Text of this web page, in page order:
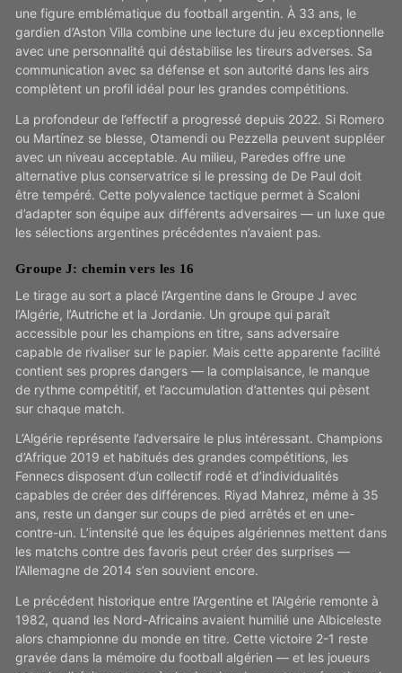
une figure emblématique du football argentin. À 33 ans, le
gardien d’Aston Villa combine une lecture du jeu exceptionnelle
avec une personnalité qui déstabilise les tireurs adverses. Sa
communication avec sa défense et son autorité dans les airs
complètent un profil idéal pour les grandes compétitions.
La profondeur de l’effectif a progressé depuis 2022. Si Romero
ou Martínez se blesse, Otamendi ou Pezzella peuvent suppléer
avec un niveau acceptable. Au milieu, Paredes offre une
alternative plus conservatrice si le pressing de De Paul doit
être tempéré. Cette polyvalence tactique permet à Scaloni
d’adapter son équipe aux différents adversaires — un luxe que
les sélections argentines précédentes n’avaient pas.
Groupe J: chemin vers les 16
Le tirage au sort a placé l’Argentine dans le Groupe J avec
l’Algérie, l’Autriche et la Jordanie. Un groupe qui paraît
accessible pour les champions en titre, sans adversaire
capable de rivaliser sur le papier. Mais cette apparente facilité
contient ses propres dangers — la complaisance, le manque
de rythme compétitif, et l’accumulation d’attentes qui pèsent
sur chaque match.
L’Algérie représente l’adversaire le plus intéressant. Champions
d’Afrique 2019 et habitués des grandes compétitions, les
Fennecs disposent d’un collectif rodé et d’individualités
capables de créer des différences. Riyad Mahrez, même à 35
ans, reste un danger sur coups de pied arrêtés et en une-
contre-un. L’intensité que les équipes algériennes mettent dans
les matchs contre des favoris peut créer des surprises —
l’Allemagne de 2014 s’en souvient encore.
Le précédent historique entre l’Argentine et l’Algérie remonte à
1982, quand les Nord-Africains avaient humilié une Albiceleste
alors championne du monde en titre. Cette victoire 2-1 reste
gravée dans la mémoire du football algérien — et les joueurs